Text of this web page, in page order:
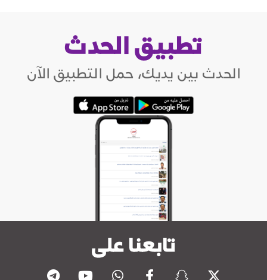
تطبيق الحدث
الحدث بين يديك، حمل التطبيق الآن
تابعنا على